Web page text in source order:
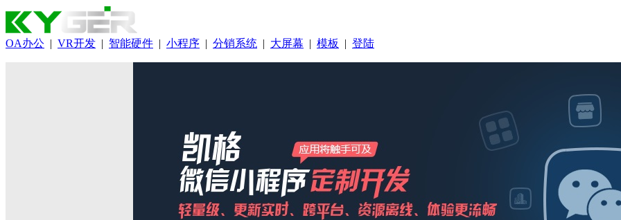
OA办公 | VR开发 | 智能硬件 | 小程序 | 分销系统 | 大屏幕 | 模板 | 登陆